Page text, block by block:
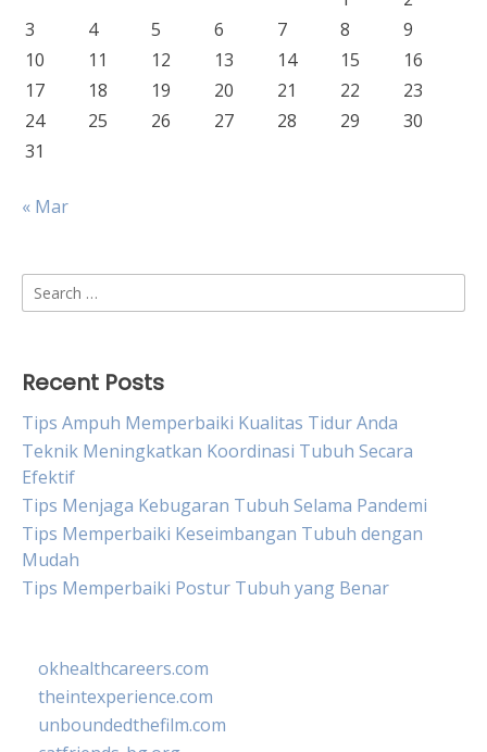
3
4 5 6 7 8
9
10
11 12 13 14 15
16
17
18 19 20 21 22
23
24
25 26 27 28 29
30
31
« Mar
Search
for:
Recent Posts
Tips Ampuh Memperbaiki Kualitas Tidur Anda
Teknik Meningkatkan Koordinasi Tubuh Secara
Efektif
Tips Menjaga Kebugaran Tubuh Selama Pandemi
Tips Memperbaiki Keseimbangan Tubuh dengan
Mudah
Tips Memperbaiki Postur Tubuh yang Benar
okhealthcareers.com
theintexperience.com
unboundedthefilm.com